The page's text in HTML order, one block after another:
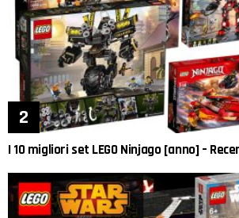
I 10 migliori set LEGO Ninjago [anno] –